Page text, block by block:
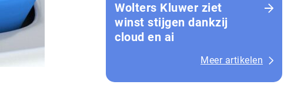
Wolters Kluwer ziet
winst stijgen dankzij
cloud en ai
Meer artikelen